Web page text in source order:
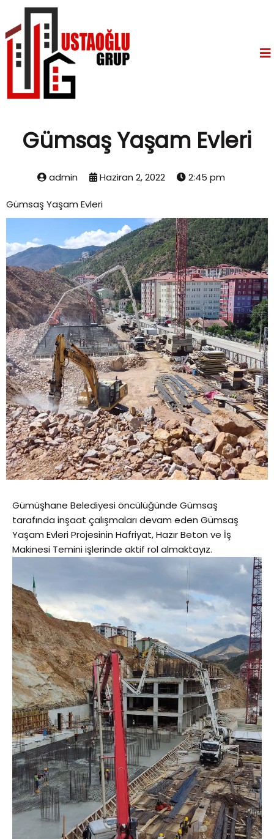
Gümsaş Yaşam Evleri
admin Haziran 2, 2022 2:45 pm
Gümsaş Yaşam Evleri
Gümüşhane Belediyesi öncülüğünde Gümsaş
tarafında inşaat çalışmaları devam eden Gümsaş
Yaşam Evleri Projesinin Hafriyat, Hazır Beton ve İş
Makinesi Temini işlerinde aktif rol almaktayız.